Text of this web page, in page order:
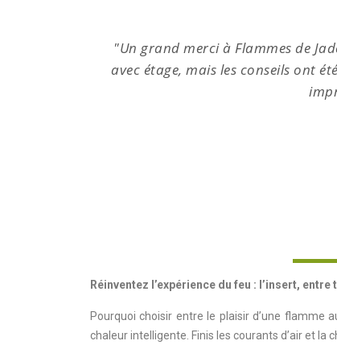
"Un grand merci à Flammes de
avec étage, mais les conseils ont
Réinventez l’expérience du feu : l’insert,
Pourquoi choisir entre le plaisir d’une flamme
chaleur intelligente. Finis les courants d’air et la